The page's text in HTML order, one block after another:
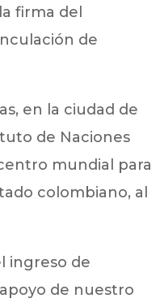
firma del
de
en la ciudad de
de Naciones
mundial para
colombiano, al
ingreso de
de nuestro